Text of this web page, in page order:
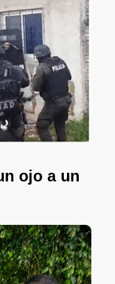
ojo a un